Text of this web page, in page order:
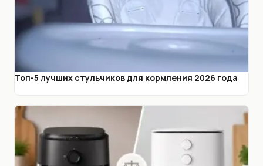
Топ-5 лучших стульчиков для кормления 2026 года